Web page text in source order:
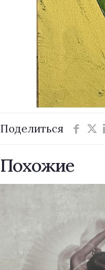
Поделиться
Похожие